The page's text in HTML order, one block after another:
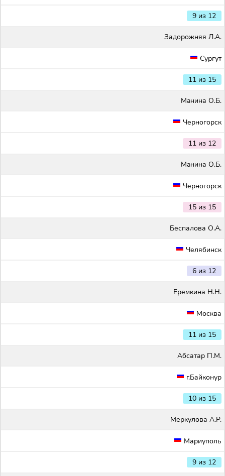
9 из 12
Задорожняя Л.А.
Сургут
11 из 15
Maнина О.Б.
Черногорск
11 из 12
Maнина О.Б.
Черногорск
15 из 15
Беспалова О.А.
Челябинск
6 из 12
Еремкина Н.Н.
Москва
11 из 15
Абсатар П.М.
г.Байконур
10 из 15
Меркулова А.Р.
Мариуполь
9 из 12